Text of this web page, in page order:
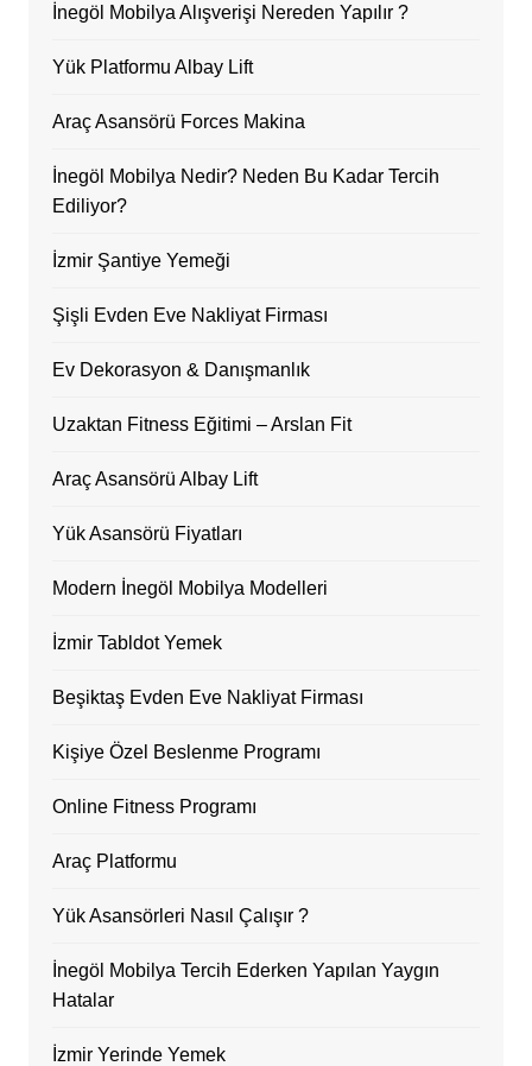
İnegöl Mobilya Alışverişi Nereden Yapılır ?
Yük Platformu Albay Lift
Araç Asansörü Forces Makina
İnegöl Mobilya Nedir? Neden Bu Kadar Tercih
Ediliyor?
İzmir Şantiye Yemeği
Şişli Evden Eve Nakliyat Firması
Ev Dekorasyon & Danışmanlık
Uzaktan Fitness Eğitimi – Arslan Fit
Araç Asansörü Albay Lift
Yük Asansörü Fiyatları
Modern İnegöl Mobilya Modelleri
İzmir Tabldot Yemek
Beşiktaş Evden Eve Nakliyat Firması
Kişiye Özel Beslenme Programı
Online Fitness Programı
Araç Platformu
Yük Asansörleri Nasıl Çalışır ?
İnegöl Mobilya Tercih Ederken Yapılan Yaygın
Hatalar
İzmir Yerinde Yemek